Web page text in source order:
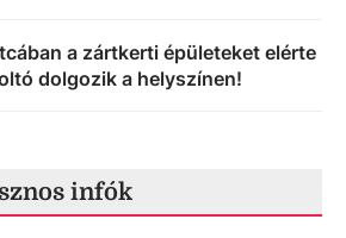
a zártkerti épületeket elérte
dolgozik a helyszínen!
infók